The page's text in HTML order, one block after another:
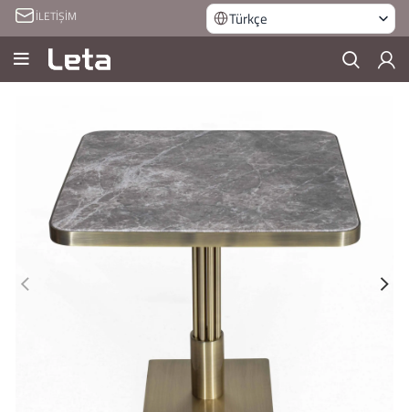
İLETİŞİM Türkçe